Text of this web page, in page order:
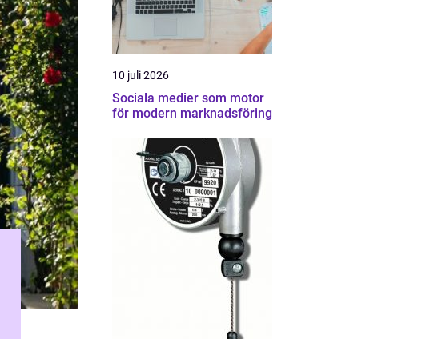
10 juli 2026
Sociala medier som motor
för modern marknadsföring